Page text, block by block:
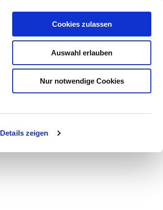
Details zeigen
Cookies zulassen
Auswahl erlauben
Nur notwendige Cookies